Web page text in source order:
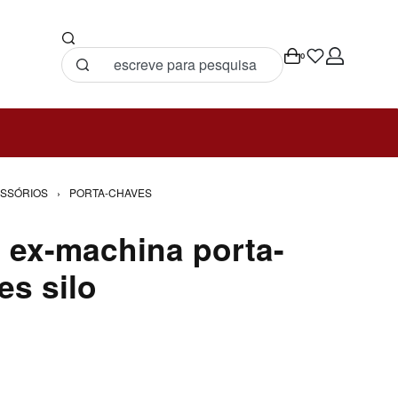
0
› PORTA-CHAVES
machina porta-
silo